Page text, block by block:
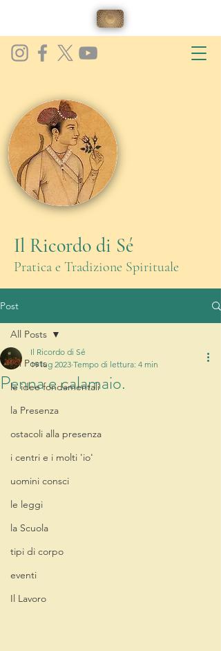
Il Ricordo di Sé
Pratica e Tradizione Spirituale
Post
All Posts
le idee fondamentali
la Presenza
ostacoli alla presenza
i centri e i molti 'io'
uomini consci
le leggi
la Scuola
tipi di corpo
eventi
Il Lavoro
All Posts
Penna e calamaio.
Il Ricordo di Sé
19 lug 2023 Tempo di lettura: 4 min